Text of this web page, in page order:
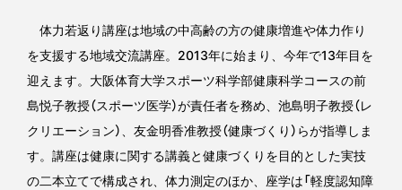
体力若返り講座は地域の中高齢の方の健康増進や体力作り
を支援する地域交流講座。2013年に始まり、今年で13年目を
迎えます。大阪体育大学スポーツ科学部健康科学コースの前
島悦子教授（スポーツ医学）が責任者を務め、池島明子教授（レ
クリエーション）、友金明香准教授（健康づくり）らが指導しま
す。講座は健康に関する講義と健康づくりを目的とした実技
の二本立てで構成され、体力測定のほか、座学は「軽度認知障